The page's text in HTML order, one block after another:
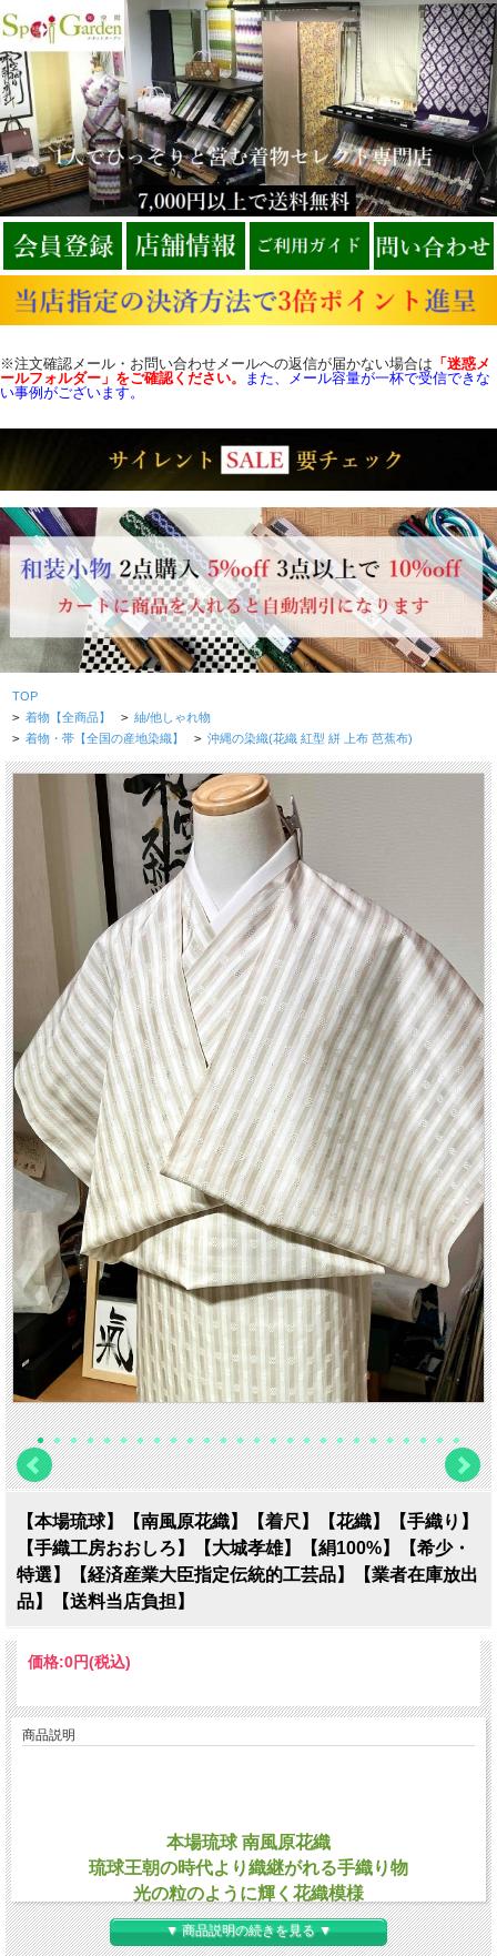
※注文確認メール・お問い合わせメールへの返信が届かない場合は 「迷惑メ
ールフォルダー」をご確認ください。
また、メール容量が一杯で受信できな
い事例がございます。
TOP
> 着物【全商品】 > 紬/他しゃれ物
> 着物・帯【全国の産地染織】 > 沖縄の染織(花織 紅型 絣 上布 芭蕉布)
【本場琉球】【南風原花織】【着尺】【花織】【手織り】
【手織工房おおしろ】【大城孝雄】【絹100%】【希少・
特選】【経済産業大臣指定伝統的工芸品】【業者在庫放出
品】【送料当店負担】
価格:0円(税込)
商品説明
本場琉球南風原花織
琉球王朝の時代より織継がれる手織り物
光の粒のように輝く花織模様
大人のドレッシーカジュアル
▼ 商品説明の続きを見る ▼